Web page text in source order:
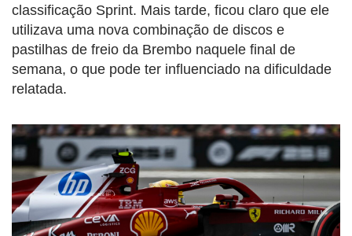
classificação Sprint. Mais tarde, ficou claro que ele
utilizava uma nova combinação de discos e
pastilhas de freio da Brembo naquele final de
semana, o que pode ter influenciado na dificuldade
relatada.